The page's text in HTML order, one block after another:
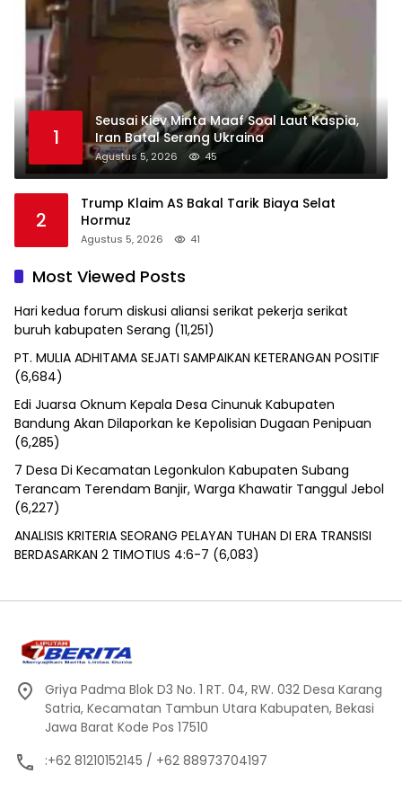
1
Seusai Kiev Minta Maaf Soal Laut Kaspia,
Iran Batal Serang Ukraina
Agustus 5, 2026 45
2
Trump Klaim AS Bakal Tarik Biaya Selat
Hormuz
Agustus 5, 2026 41
Most Viewed Posts
Hari kedua forum diskusi aliansi serikat pekerja serikat
buruh kabupaten Serang (11,251)
PT. MULIA ADHITAMA SEJATI SAMPAIKAN KETERANGAN POSITIF
(6,684)
Edi Juarsa Oknum Kepala Desa Cinunuk Kabupaten
Bandung Akan Dilaporkan ke Kepolisian Dugaan Penipuan
(6,285)
7 Desa Di Kecamatan Legonkulon Kabupaten Subang
Terancam Terendam Banjir, Warga Khawatir Tanggul Jebol
(6,227)
ANALISIS KRITERIA SEORANG PELAYAN TUHAN DI ERA TRANSISI
BERDASARKAN 2 TIMOTIUS 4:6-7 (6,083)
Griya Padma Blok D3 No. 1 RT. 04, RW. 032 Desa Karang
Satria, Kecamatan Tambun Utara Kabupaten, Bekasi
Jawa Barat Kode Pos 17510
:+62 81210152145 / +62 88973704197